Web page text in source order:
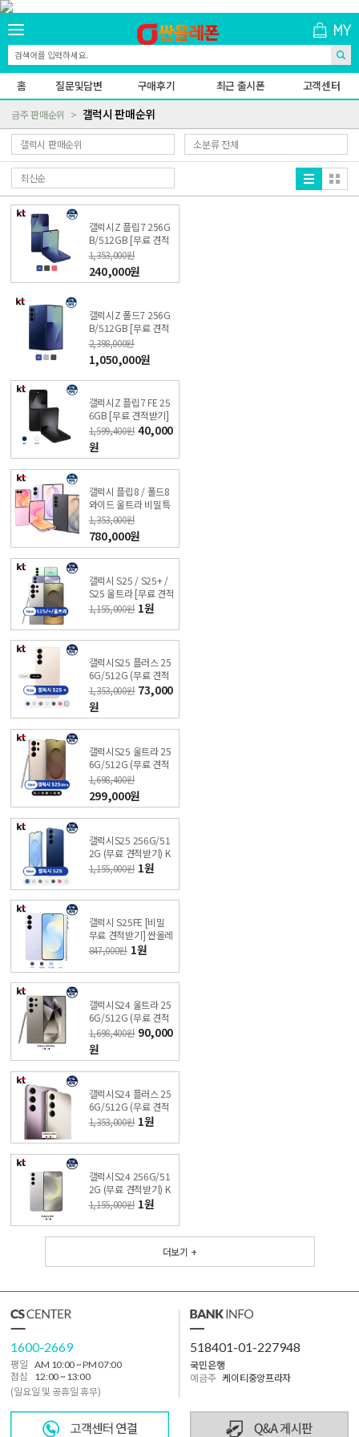
홈 질문및답변 구매후기 최근 출시폰 고객센터
금주 판매순위 갤럭시 판매순위
갤럭시Z 플립7 256G
B/512GB [무료 견적
받기] 싼올레폰
1,353,000원
240,000원
갤럭시Z 폴드7 256G
B/512GB [무료 견적
받기] 싼올레폰
2,398,000원
1,050,000원
갤럭시Z 플립7 FE 25
6GB [무료 견적받기]
싼올레폰
1,599,400원 40,000
원
갤럭시 플립8 / 폴드8
와이드 울트라 비밀특
가폰 KT 온라인샵
1,353,000원
780,000원
갤럭시 S25 / S25+ /
S25 울트라 [무료 견적
받기] 싼올레폰
1,155,000원 1원
갤럭시S25 플러스 25
6G/512G (무료 견적
받기) KT 온라인샵 싼
올레폰
1,353,000원 73,000
원
갤럭시S25 울트라 25
6G/512G (무료 견적
받기) KT 온라인샵 싼
올레폰
1,698,400원
299,000원
갤럭시S25 256G/51
2G (무료 견적받기) K
T 온라인샵 싼올레폰
1,155,000원 1원
갤럭시 S25FE [비밀
무료 견적받기] 싼올레
폰
847,000원 1원
갤럭시S24 울트라 25
6G/512G (무료 견적
받기) KT 온라인샵 싼
올레폰
1,698,400원 90,000
원
갤럭시S24 플러스 25
6G/512G (무료 견적
받기) KT 온라인샵 싼
올레폰
1,353,000원 1원
갤럭시S24 256G/51
2G (무료 견적받기) K
T 온라인샵 싼올레폰
1,155,000원 1원
더보기 +
1600-2669
평일
AM 10:00 ~ PM 07:00
점심
12:00 ~ 13:00
(일요일 및 공휴일 휴무)
518401-01-227948
국민은행
예금주 케이티중앙프라자